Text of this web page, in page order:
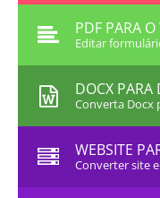
PDF PARA
Editar
DOCX PARA
Converta Docx
WEBSITE
Converter site